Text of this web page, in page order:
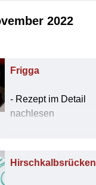
nachlesen2022
Frigga
- Rezept im Detail
nachlesen
Hirschkalbsrücken